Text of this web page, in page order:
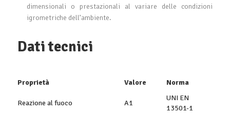
dimensionali o prestazionali al variare delle condizioni
igrometriche dell’ambiente.
Dati tecnici
Proprietà Valore Norma
Reazione al fuoco A1
UNI EN
13501-1